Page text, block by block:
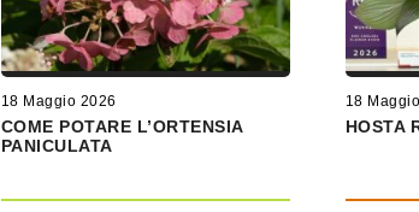
18 Maggio 2026
COME POTARE L’ORTENSIA
PANICULATA
18
HOSTA